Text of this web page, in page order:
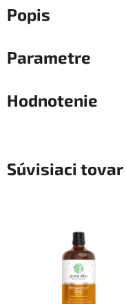
Popis
Parametre
Hodnotenie
Súvisiaci tovar